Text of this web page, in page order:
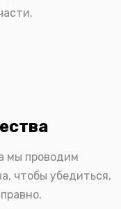
мы проводим
чтобы убедиться,